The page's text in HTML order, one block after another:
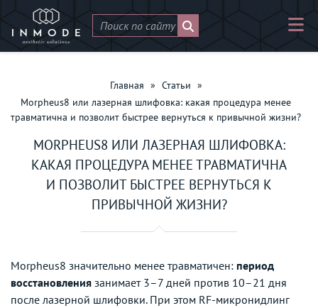
Главная » Статьи »
Morpheus8 или лазерная шлифовка: какая процедура менее
травматична и позволит быстрее вернуться к привычной жизни?
MORPHEUS8 ИЛИ ЛАЗЕРНАЯ ШЛИФОВКА:
КАКАЯ ПРОЦЕДУРА МЕНЕЕ ТРАВМАТИЧНА
И ПОЗВОЛИТ БЫСТРЕЕ ВЕРНУТЬСЯ К
ПРИВЫЧНОЙ ЖИЗНИ?
Morpheus8 значительно менее травматичен: период
восстановления занимает 3–7 дней против 10–21 дня
после лазерной шлифовки. При этом RF-микронидлинг